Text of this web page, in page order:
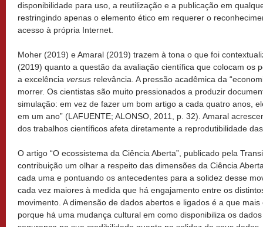
disponibilidade para uso, a reutilização e a publicação em
restringindo apenas o elemento ético em requerer o
acesso à própria Internet.
Moher (2019) e Amaral (2019) trazem à tona o que foi
(2019) quanto a questão da avaliação científica que colocam os
a excelência versus relevância. A pressão acadêmica da
morrer. Os cientistas são muito pressionados a produzir
simulação: em vez de fazer um bom artigo a cada quatro anos,
em um ano” (LAFUENTE; ALONSO, 2011, p. 32). Amaral
dos trabalhos científicos afeta diretamente a reprodutibilidade
O artigo “O ecossistema da Ciência Aberta”, publicado pela
contribuição um olhar a respeito das dimensões da Ciência
cada uma e pontuando os antecedentes para a solidez desse
cada vez maiores à medida que há engajamento entre os
movimento. A dimensão de dados abertos e ligados é a que
porque há uma mudança cultural em como disponibiliza os